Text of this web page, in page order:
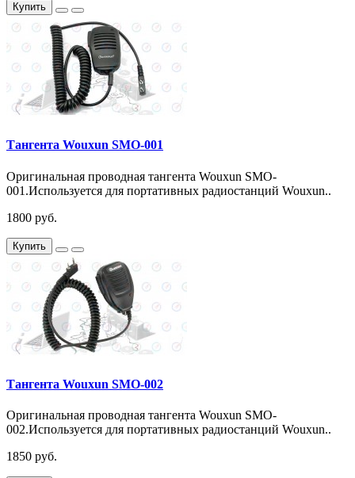
Купить
Тангента Wouxun SMO-001
Оригинальная проводная тангента Wouxun SMO-
001.Используется для портативных радиостанций Wouxun..
1800 руб.
Купить
Тангента Wouxun SMO-002
Оригинальная проводная тангента Wouxun SMO-
002.Используется для портативных радиостанций Wouxun..
1850 руб.